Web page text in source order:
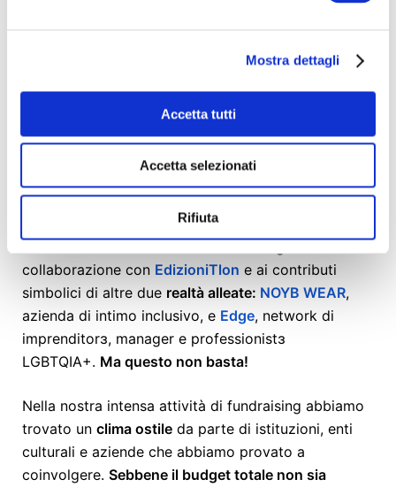
Mostra dettagli
Accetta tutti
Accetta selezionati
Rifiuta
Dopo aver ottimizzato al meglio le risorse interne,
siamo arrivatɜ a coprire due terzi della cifra
contando anche su un supporto economico diretto
Al momento i fondi raccolti ci permettono di coprire
la produzione e la realizzazione delle performance
artistiche e le installazioni. Ciò anche grazie alla
collaborazione con EdizioniTlon e ai contributi
simbolici di altre due realtà alleate: NOYB WEAR,
azienda di intimo inclusivo, e Edge, network di
imprenditorɜ, manager e professionistɜ
LGBTQIA+. Ma questo non basta!
Nella nostra intensa attività di fundraising abbiamo
trovato un clima ostile da parte di istituzioni, enti
culturali e aziende che abbiamo provato a
coinvolgere. Sebbene il budget totale non sia